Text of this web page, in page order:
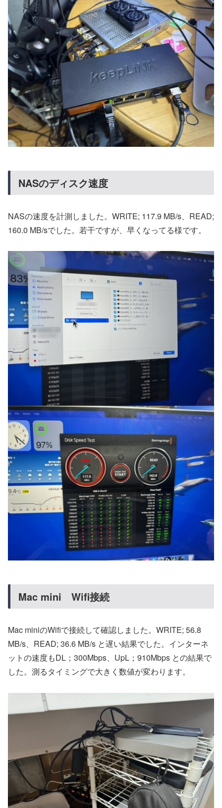
NASのディスク速度
NASの速度を計測しました。WRITE; 117.9 MB/s、READ;
160.0 MB/sでした。若干ですが、早くなってる様です。
Mac mini Wifi接続
Mac miniのWifiで接続して確認しました。WRITE; 56.8
MB/s、READ; 36.6 MB/s と遅い結果でした。インターネ
ットの速度もDL；300Mbps、UpL；910Mbps との結果で
した。測るタイミングで大きく数値が変わります。